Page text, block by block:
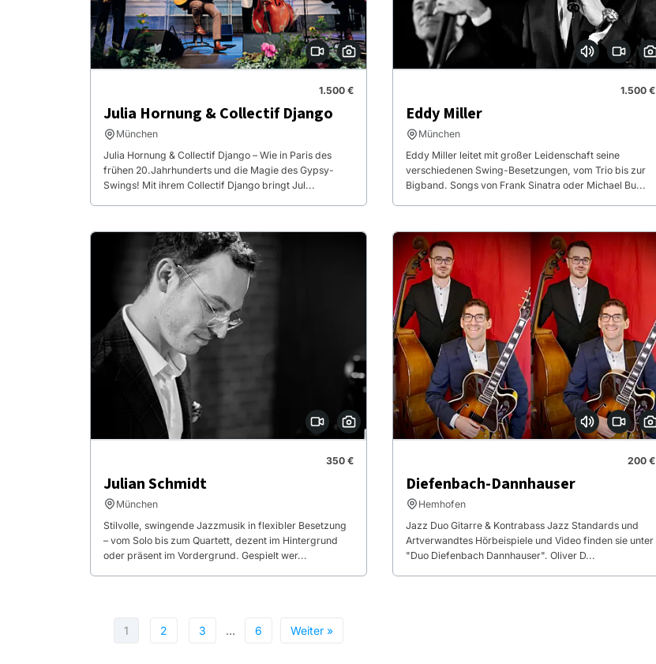
1.500 €
Julia Hornung & Collectif Django
München
Julia Hornung & Collectif Django – Wie in Paris des
frühen 20.Jahrhunderts und die Magie des Gypsy-
Swings! Mit ihrem Collectif Django bringt Jul...
1.500 €
Eddy Miller
München
Eddy Miller leitet mit großer Leidenschaft seine
verschiedenen Swing-Besetzungen, vom Trio bis zur
Bigband. Songs von Frank Sinatra oder Michael Bu...
350 €
Julian Schmidt
München
Stilvolle, swingende Jazzmusik in flexibler Besetzung
– vom Solo bis zum Quartett, dezent im Hintergrund
oder präsent im Vordergrund. Gespielt wer...
200 €
Diefenbach-Dannhauser
Hemhofen
Jazz Duo Gitarre & Kontrabass Jazz Standards und
Artverwandtes Hörbeispiele und Video finden sie unter
"Duo Diefenbach Dannhauser". Oliver D...
1 2 3 … 6 Weiter »